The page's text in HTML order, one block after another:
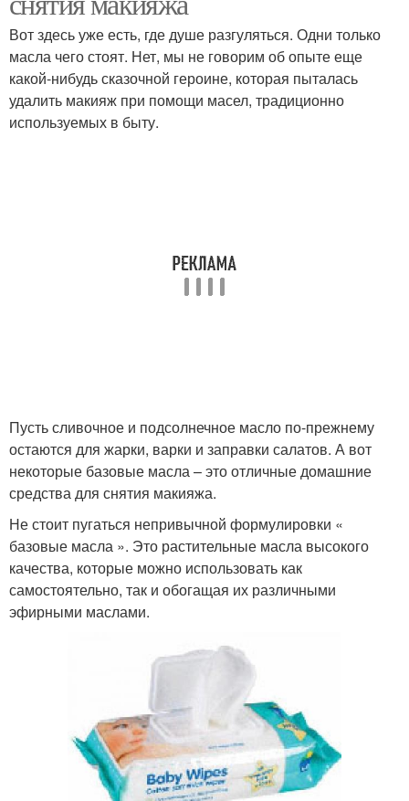
Переоцененное
средство
Вот здесь уже есть, где душе разгуляться. Одни только
масла чего стоят. Нет, мы не говорим об опыте еще
какой-нибудь сказочной героине, которая пыталась
удалить макияж при помощи масел, традиционно
используемых в быту.
Пусть сливочное и подсолнечное масло по-прежнему
остаются для жарки, варки и заправки салатов. А вот
некоторые базовые масла – это отличные домашние
средства для снятия макияжа.
Не стоит пугаться непривычной формулировки «
базовые масла ». Это растительные масла высокого
качества, которые можно использовать как
самостоятельно, так и обогащая их различными
эфирными маслами.